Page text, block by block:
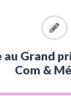
au Grand
Com &